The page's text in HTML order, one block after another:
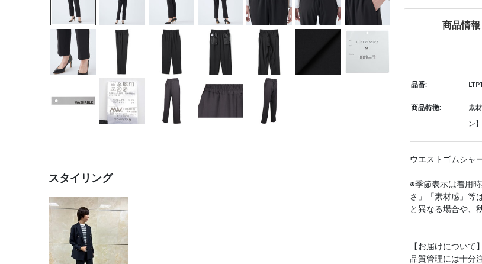
スタイリング
商品情報
品番:
商品特徴: 素
ン】
ウエストゴムシャ
※季節表示は着用
さ」「素材感」等
と異なる場合や、
【お届けについて】
品質管理には十分